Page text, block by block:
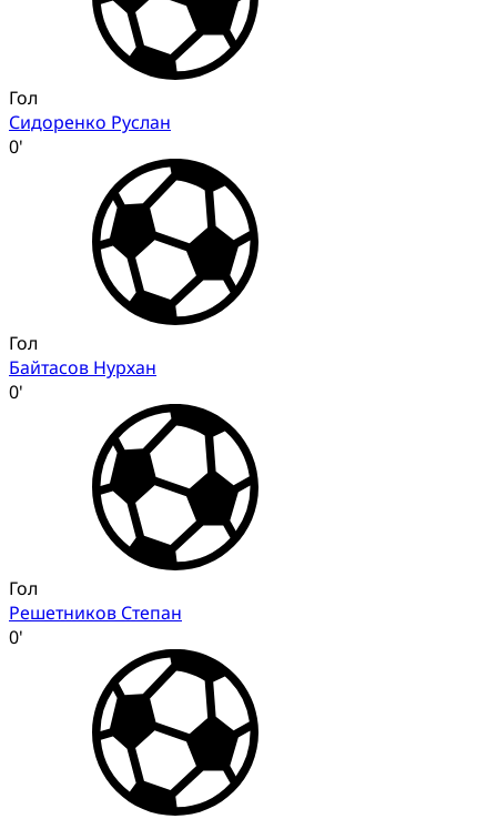
Гол
Сидоренко Руслан
0'
Гол
Байтасов Нурхан
0'
Гол
Решетников Степан
0'